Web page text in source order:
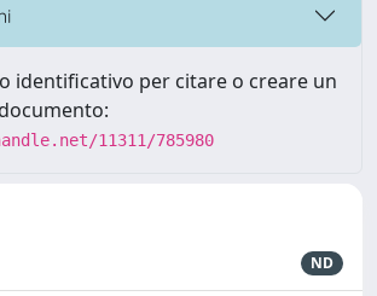
identificativo per citare o creare un
11311/785980
ND